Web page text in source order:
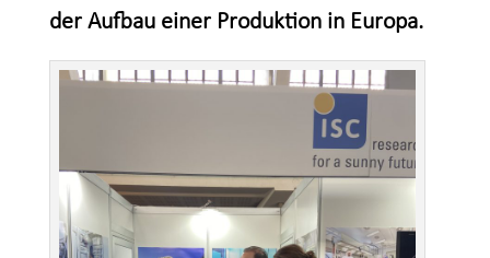
der Aufbau einer Produktion in Europa.